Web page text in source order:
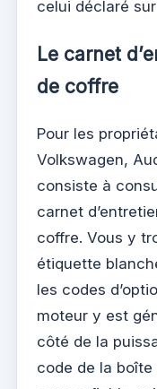
celui déclaré
Le carnet
de coffre
Pour les
Volkswagen,
consiste à
carnet
coffre. Vous y
étiquette
les codes
moteur y est
côté de la
code de la boîte